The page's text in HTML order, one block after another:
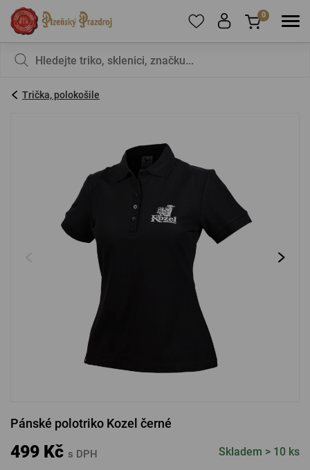
registrujte
PŘIHLÁSIT SE
Zapomenuté heslo Nová registrace
PŘIHLÁSIT PŘES FACEBOOK
0
Trička, polokošile
Pánské polotriko Kozel černé
499 Kč s DPH Skladem > 10 ks